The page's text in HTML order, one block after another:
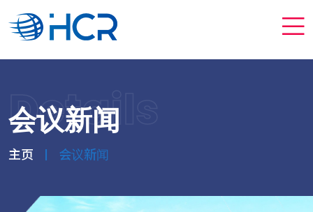
Details
会议新闻
主页 会议新闻